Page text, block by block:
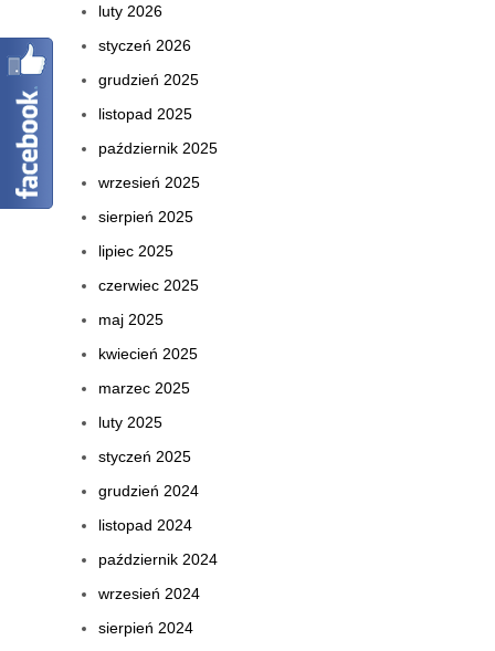
luty 2026
styczeń 2026
grudzień 2025
listopad 2025
październik 2025
wrzesień 2025
sierpień 2025
lipiec 2025
czerwiec 2025
maj 2025
kwiecień 2025
marzec 2025
luty 2025
styczeń 2025
grudzień 2024
listopad 2024
październik 2024
wrzesień 2024
sierpień 2024